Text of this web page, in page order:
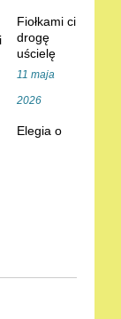
Fiołkami ci
drogę
uścielę
11 maja
2026
Elegia o